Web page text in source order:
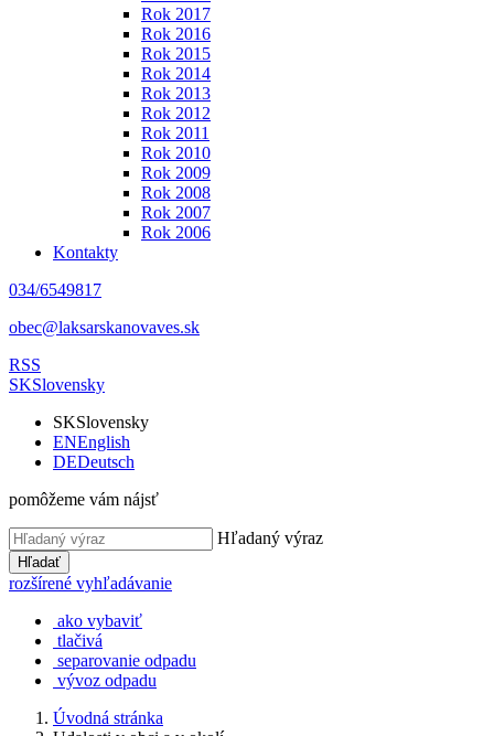
Rok 2017
Rok 2016
Rok 2015
Rok 2014
Rok 2013
Rok 2012
Rok 2011
Rok 2010
Rok 2009
Rok 2008
Rok 2007
Rok 2006
Kontakty
034/6549817
obec@laksarskanovaves.sk
RSS
SKSlovensky
SKSlovensky
ENEnglish
DEDeutsch
pomôžeme vám nájsť
Hľadaný výraz
Hľadať
rozšírené vyhľadávanie
ako vybaviť
tlačivá
separovanie odpadu
vývoz odpadu
Úvodná stránka